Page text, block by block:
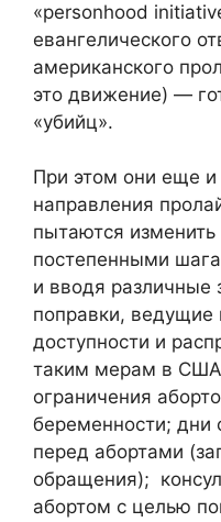
«personhood
евангелического
американского
это движение) —
«убийц».
При этом они еще
направления
пытаются
постепенными
и вводя различные
поправки,
доступности и
таким мерам в
ограничения
беременности; дни
перед абортами
обращения);
абортом с целью